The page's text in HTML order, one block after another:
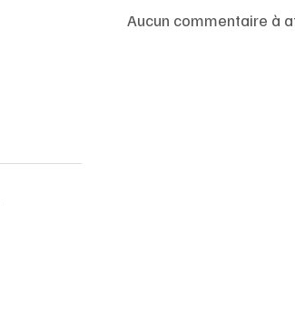
Aucun commentaire à